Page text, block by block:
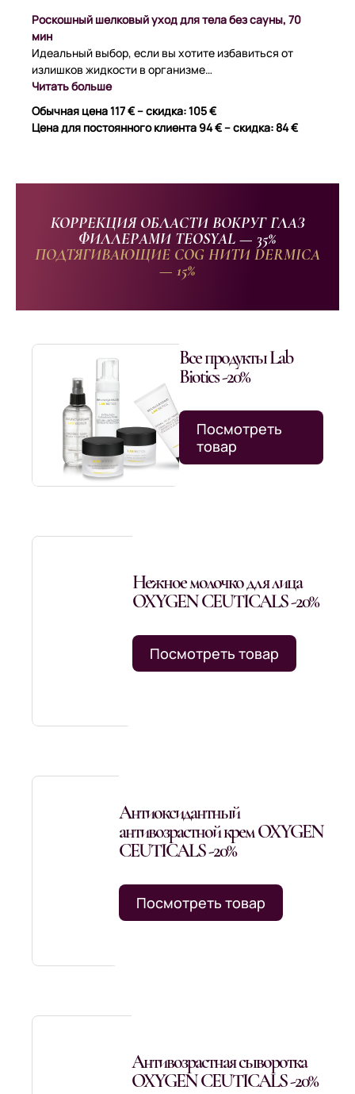
Роскошный шелковый уход для тела без сауны, 70
мин
Идеальный выбор, если вы хотите избавиться от
излишков жидкости в организме…
Читать больше
Обычная цена 117 € – скидка: 105 €
Цена для постоянного клиента 94 € – скидка: 84 €
КОРРЕКЦИЯ ОБЛАСТИ ВОКРУГ ГЛАЗ
ФИЛЛЕРАМИ TEOSYAL — 35%
ПОДТЯГИВАЮЩИЕ COG НИТИ DERMICA
— 15%
Все продукты Lab
Biotics -20%
Посмотреть
товар
Нежное молочко для лица
OXYGEN CEUTICALS -20%
Посмотреть товар
Антиоксидантный
антивозрастной крем OXYGEN
CEUTICALS -20%
Посмотреть товар
Антивозрастная сыворотка
OXYGEN CEUTICALS -20%